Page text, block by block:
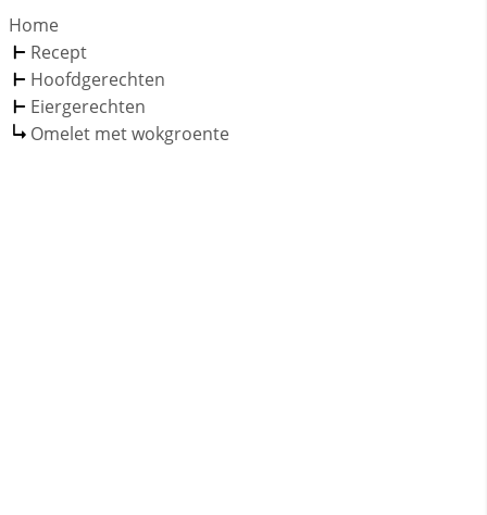
Home
Recept
Hoofdgerechten
Eiergerechten
Omelet met wokgroente